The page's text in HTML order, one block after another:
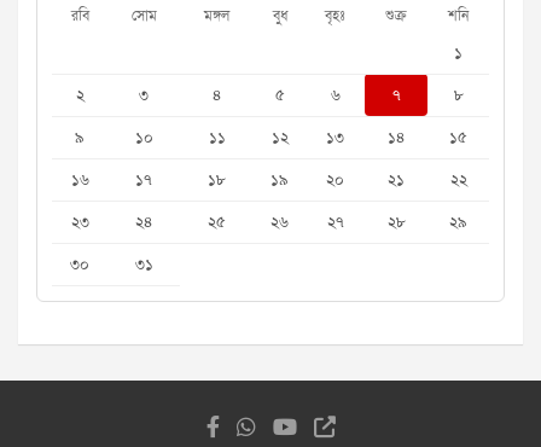
রবি সোম মঙ্গল বুধ বৃহঃ শুক্র শনি
১
২
৩ ৪ ৫ ৬ ৭
৮
৯
১০ ১১ ১২ ১৩ ১৪
১৫
১৬
১৭ ১৮ ১৯ ২০ ২১
২২
২৩
২৪ ২৫ ২৬ ২৭ ২৮
২৯
৩০
৩১